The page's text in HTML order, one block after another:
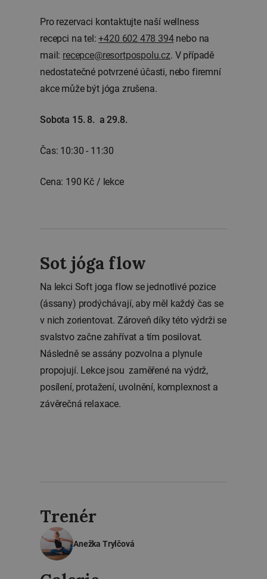
Pro rezervaci kontaktujte naší wellness
recepci na tel:+420 602 478 394nebo na
mail: recepce@resortpospolu.cz. V případě
nedostatečné potvrzené účasti, nebo firemní
akce může být jóga zrušena.
Sobota 15. 8. a 29.8.
Čas: 10:30 - 11:30
Cena: 190 Kč / lekce
Sot jóga flow
Na lekci Soft joga flow se jednotlivé pozice
(ássany) prodýchávají, aby měl každý čas se
v nich zorientovat. Zároveň díky této výdrži se
svalstvo začne zahřívat a tím posilovat.
Následně se assány pozvolna a plynule
propojují. Lekce jsou zaměřené na výdrž,
posílení, protažení, uvolnění, komplexnost a
závěrečná relaxace.
Trenér
Anežka Trylčová